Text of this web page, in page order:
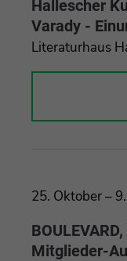
Hallescher
Varady -
Literaturhaus
25. Oktober –
Mitglieder-